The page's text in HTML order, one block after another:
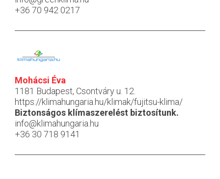
+36 70 942 0217
Mohácsi Éva
1181 Budapest, Csontváry u. 12.
https://klimahungaria.hu/klimak/fujitsu-klima/
Biztonságos klímaszerelést biztosítunk.
info@klimahungaria.hu
+36 30 718 9141